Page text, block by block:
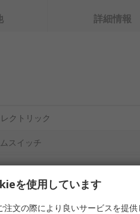
詳細情報
クトリック
スイッチ
を使用しています
文の際により良いサービスを提